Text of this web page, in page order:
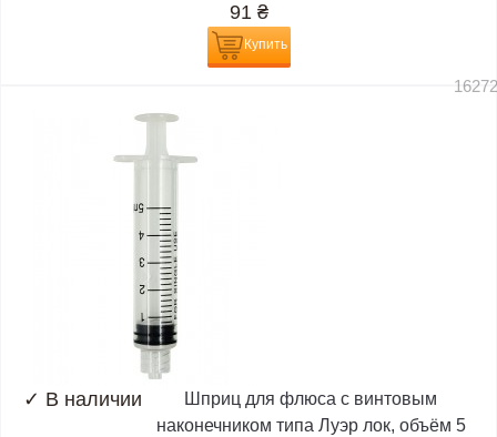
91 ₴
Купить
✓ В наличии
Шприц для флюса с винтовым
наконечником типа Луэр лок, объём 5